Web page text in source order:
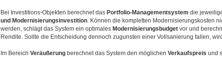
Bei Investitions-Objekten berechnet das Portfolio-Managementsystem die
und Modernisierungsinvestition. Können die kompletten Modernisierungskosten
werden, schlägt das System ein optimales Modernisierungsbudget vor und
Rendite. Sollte die Entscheidung dennoch zugunsten einer Vollsanierung fallen,
Im Bereich Veräußerung berechnet das System den möglichen Verkaufspreis und